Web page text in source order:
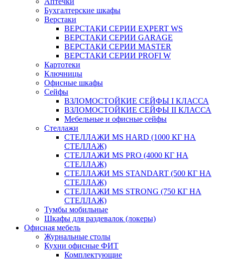
Бухгалтерские шкафы
Верстаки
ВЕРСТАКИ СЕРИИ EXPERT WS
ВЕРСТАКИ СЕРИИ GARAGE
ВЕРСТАКИ СЕРИИ MASTER
ВЕРСТАКИ СЕРИИ PROFI W
Картотеки
Ключницы
Офисные шкафы
Сейфы
ВЗЛОМОСТОЙКИЕ СЕЙФЫ I КЛАССА
ВЗЛОМОСТОЙКИЕ СЕЙФЫ II КЛАССА
Мебельные и офисные сейфы
Стеллажи
СТЕЛЛАЖИ MS HARD (1000 КГ НА
СТЕЛЛАЖ)
СТЕЛЛАЖИ MS PRO (4000 КГ НА
СТЕЛЛАЖ)
СТЕЛЛАЖИ MS STANDART (500 КГ НА
СТЕЛЛАЖ)
СТЕЛЛАЖИ MS STRONG (750 КГ НА
СТЕЛЛАЖ)
Тумбы мобильные
Шкафы для раздевалок (локеры)
Офисная мебель
Журнальные столы
Кухни офисные ФИТ
Комплектующие